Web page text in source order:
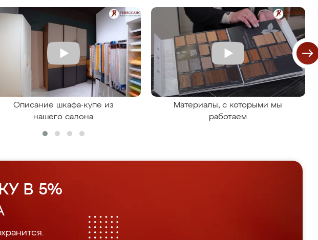
Описание шкафа-купе из
нашего салона
Материалы, с которыми мы
работаем
В 5%